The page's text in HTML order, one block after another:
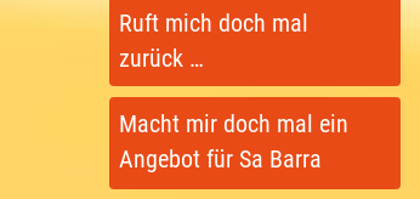
Ruft mich doch mal
zurück …
Macht mir doch mal ein
Angebot für Sa Barra